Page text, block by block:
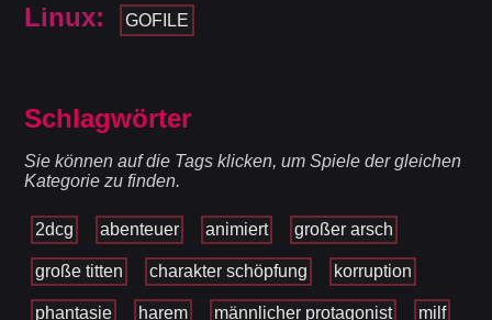
Linux: GOFILE
Schlagwörter
Sie können auf die Tags klicken, um Spiele der gleichen
Kategorie zu finden.
2dcg abenteuer animiert großer arsch
große titten charakter schöpfung korruption
phantasie harem männlicher protagonist milf